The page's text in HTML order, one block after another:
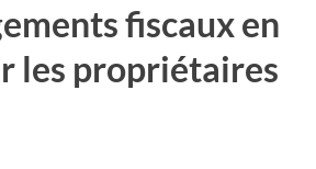
fiscaux en
les propriétaires